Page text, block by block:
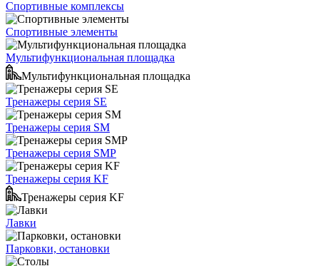
Спортивные комплексы
Спортивные элементы
Мультифункциональная площадка
Мультифункциональная площадка
Тренажеры серия SE
Тренажеры серия SM
Тренажеры серия SMP
Тренажеры серия KF
Тренажеры серия KF
Лавки
Парковки, остановки